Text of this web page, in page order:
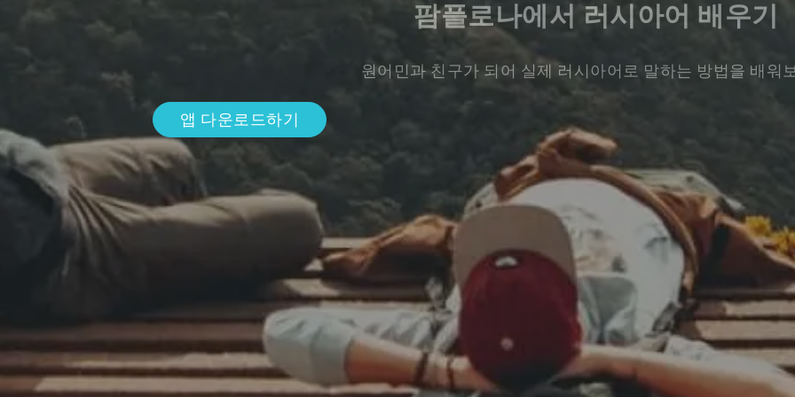
팜플로나에서 러시아어 배우기
원어민과 친구가 되어 실제 러시아어로 말하는 방법을 배워
앱 다운로드하기